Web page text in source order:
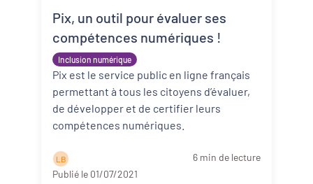
Inclusion numérique
Pix, un outil pour évaluer ses
compétences numériques !
Pix est le service public en ligne français
permettant à tous les citoyens d’évaluer,
de développer et de certifier leurs
compétences numériques.
L B
6 min de lecture
Publié le 01/07/2021